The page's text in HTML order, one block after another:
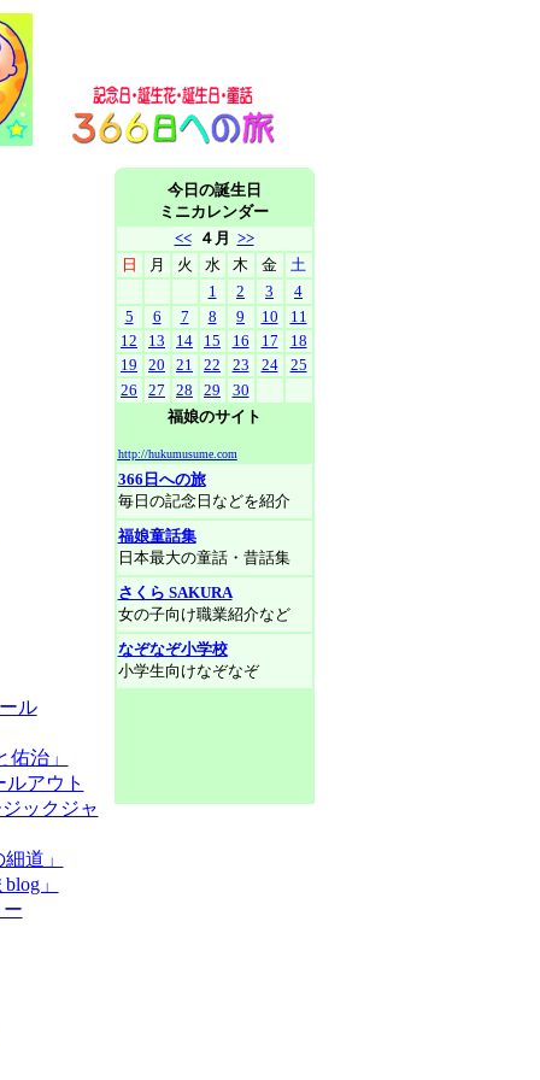
ル
治」
アウト
ックジャ
道」
」
今日の誕生日
ミニカレンダー
<<４月 >>
日
月 火 水 木 金
土
1
2 3
4
5
6 7 8 9 10
11
12
13 14 15 16 17
18
19
20 21 22 23 24
25
26
27 28 29
30
福娘のサイト
http://hukumusume.com
366日への旅
毎日の記念日などを紹介
福娘童話集
日本最大の童話・昔話集
さくら SAKURA
女の子向け職業紹介など
なぞなぞ小学校
小学生向けなぞなぞ